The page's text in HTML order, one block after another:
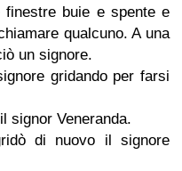
finestre buie e spente e
qualcuno. A una
un signore.
gridando per farsi
signor Veneranda.
di nuovo il signore